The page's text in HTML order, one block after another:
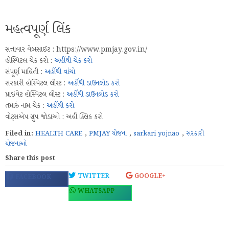
મહત્વપૂર્ણ લિંક
સત્તાવાર વેબસાઈટ : https://www.pmjay.gov.in/
હોસ્પિટલ ચેક કરો : અહીંથી ચેક કરો
સંપૂર્ણ માહિતી : અહીંથી વાંચો
સરકારી હોસ્પિટલ લીસ્ટ : અહીંથી ડાઉનલોડ કરો
પ્રાઇવેટ હોસ્પિટલ લીસ્ટ : અહીંથી ડાઉનલોડ કરો
તમારું નામ ચેક : અહીંથી કરો
વોટ્સએપ ગ્રુપ જોડાઓ : અહીં ક્લિક કરો
Filed in: HEALTH CARE , PMJAY યોજના, sarkari yojnao , સરકારી
યોજનાઓ
Share this post
FACEBOOK TWITTER
GOOGLE+
WHATSAPP